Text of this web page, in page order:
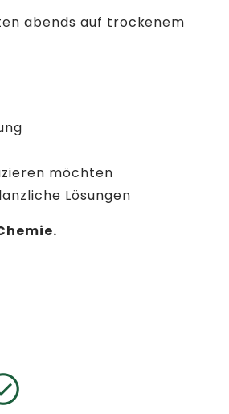
abends auf trockenem
möchten
Lösungen